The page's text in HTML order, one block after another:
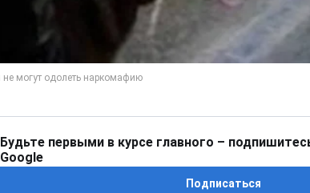
Будьте первыми в курсе главного –
Google
Подписаться